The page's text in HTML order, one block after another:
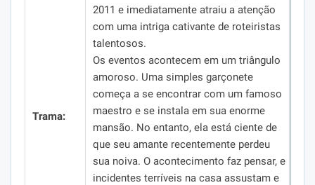
Trama:
2011 e imediatamente atraiu a atenção
com uma intriga cativante de roteiristas
talentosos.
Os eventos acontecem em um triângulo
amoroso. Uma simples garçonete
começa a se encontrar com um famoso
maestro e se instala em sua enorme
mansão. No entanto, ela está ciente de
que seu amante recentemente perdeu
sua noiva. O acontecimento faz pensar, e
incidentes terríveis na casa assustam e